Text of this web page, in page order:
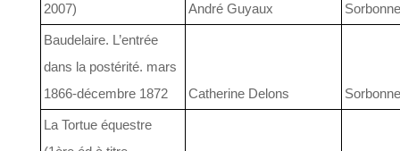
2007)
André Guyaux
Baudelaire. L’entrée
dans la postérité. mars
1866-décembre 1872
Catherine Delons
La Tortue équestre